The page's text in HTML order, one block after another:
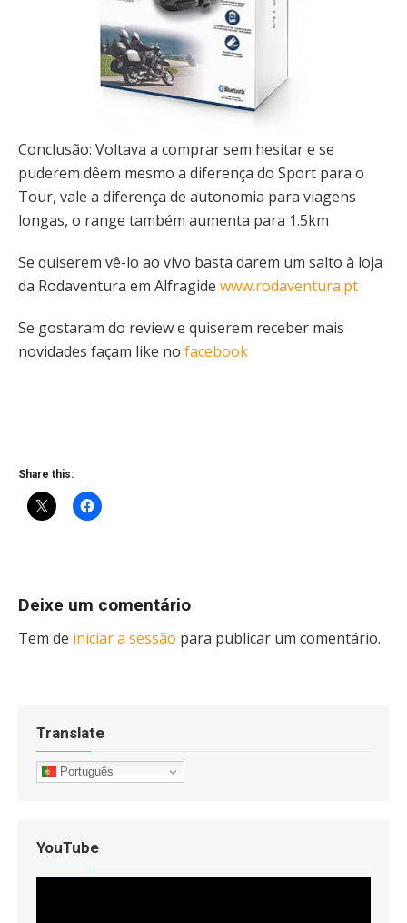
Conclusão: Voltava a comprar sem hesitar e se
puderem dêem mesmo a diferença do Sport para o
Tour, vale a diferença de autonomia para viagens
longas, o range também aumenta para 1.5km
Se quiserem vê-lo ao vivo basta darem um salto à loja
da Rodaventura em Alfragide www.rodaventura.pt
Se gostaram do review e quiserem receber mais
novidades façam like no facebook
Share this:
Deixe um comentário
Tem de iniciar a sessão para publicar um comentário.
Translate
Português
YouTube